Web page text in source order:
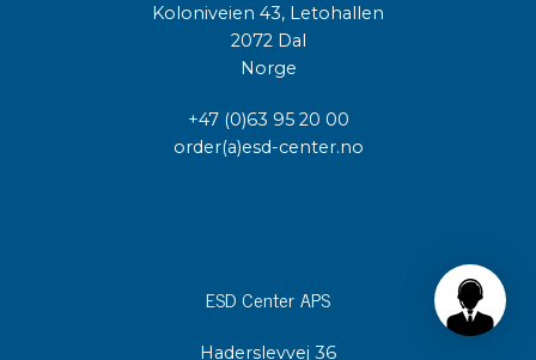
Koloniveien 43, Letohallen
2072 Dal
Norge
+47 (0)63 95 20 00
order(a)esd-center.no
ESD Center APS
Haderslevvej 36